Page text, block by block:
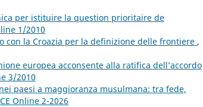
per istituire la question prioritaire de
1/2010
con la Croazia per la definizione delle frontiere ,
europea acconsente alla ratifica dell’accordo
3/2010
paesi a maggioranza musulmana: tra fede,
Online 2-2026